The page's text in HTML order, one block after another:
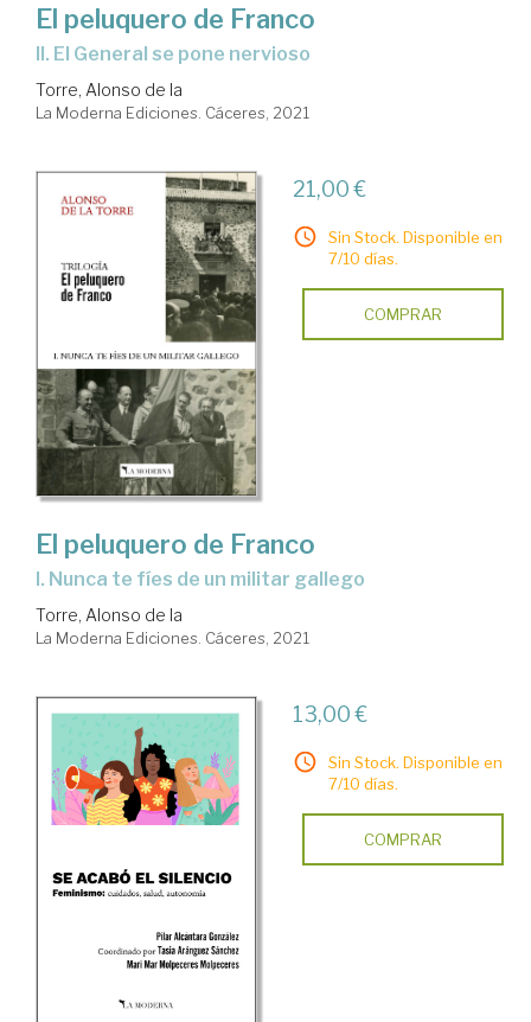
El peluquero de Franco
II. El General se pone nervioso
Torre, Alonso de la
La Moderna Ediciones. Cáceres, 2021
21,00 €
Sin Stock. Disponible en
7/10 días.
COMPRAR
El peluquero de Franco
I. Nunca te fíes de un militar gallego
Torre, Alonso de la
La Moderna Ediciones. Cáceres, 2021
13,00 €
Sin Stock. Disponible en
7/10 días.
COMPRAR